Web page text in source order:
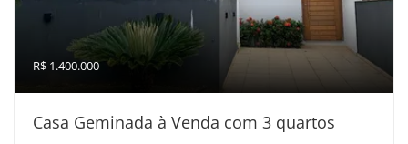
R$ 1.400.000
Casa Geminada à Venda com 3 quartos